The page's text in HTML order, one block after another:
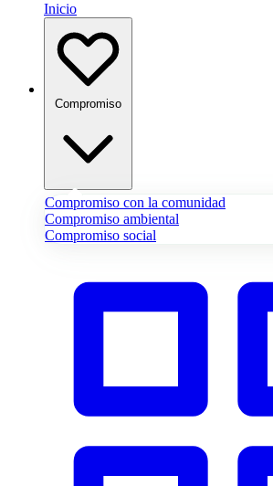
Inicio
Compromiso
Compromiso con la comunidad
Compromiso ambiental
Compromiso social